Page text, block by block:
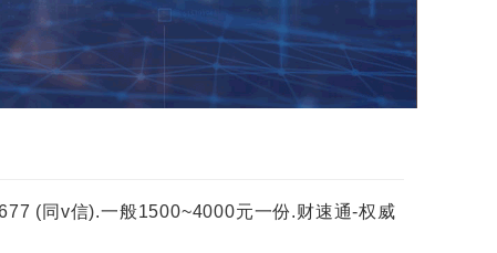
(同v信).一般1500~4000元一份.财速通-权威